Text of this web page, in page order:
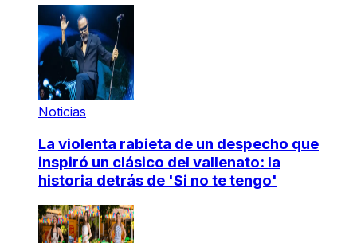
Noticias
La violenta rabieta de un despecho que
inspiró un clásico del vallenato: la
historia detrás de 'Si no te tengo'